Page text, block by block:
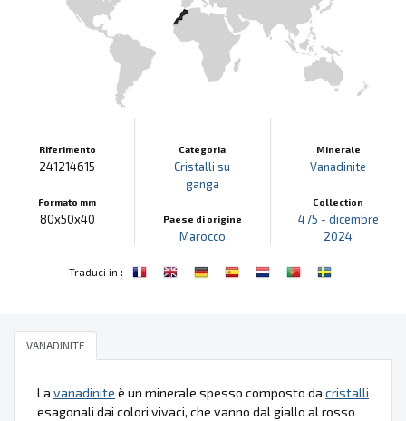
Riferimento
241214615
Formato mm
80x50x40
Categoria
Cristalli su
ganga
Paese di origine
Marocco
Minerale
Vanadinite
Collection
475 - dicembre
2024
Traduci in :
VANADINITE
La vanadinite è un minerale spesso composto da cristalli
esagonali dai colori vivaci, che vanno dal giallo al rosso